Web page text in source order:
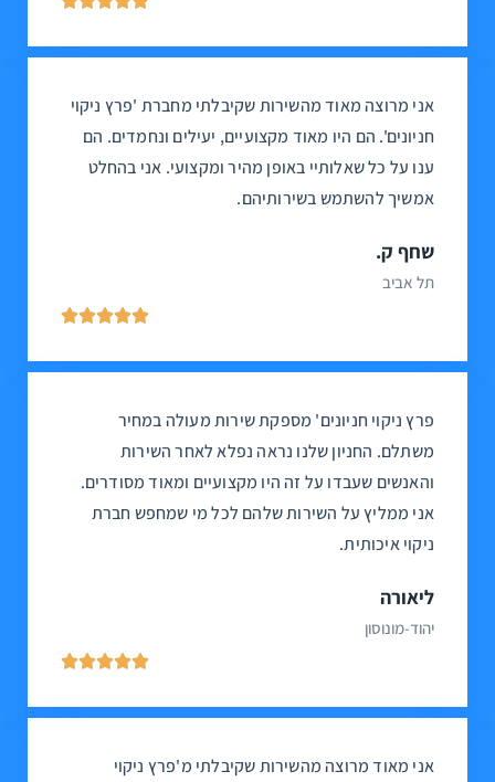
אני מרוצה מאוד מהשירות שקיבלתי מחברת 'פרץ ניקוי
חניונים'. הם היו מאוד מקצועיים, יעילים ונחמדים. הם
ענו על כל שאלותיי באופן מהיר ומקצועי. אני בהחלט
אמשיך להשתמש בשירותיהם.
שחף ק.
תל אביב





פרץ ניקוי חניונים' מספקת שירות מעולה במחיר
משתלם. החניון שלנו נראה נפלא לאחר השירות
והאנשים שעבדו על זה היו מקצועיים ומאוד מסודרים.
אני ממליץ על השירות שלהם לכל מי שמחפש חברת
ניקוי איכותית.
ליאורה
יהוד-מונוסון





אני מאוד מרוצה מהשירות שקיבלתי מ'פרץ ניקוי